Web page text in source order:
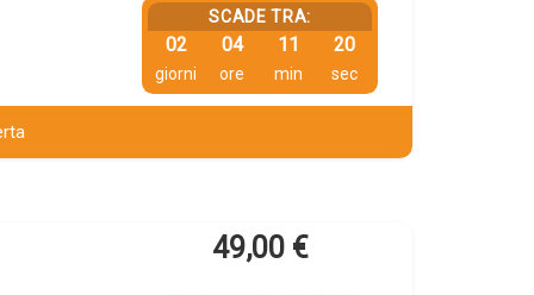
SCADE TRA:
02
giorni
04
ore
11
min
19
sec
49,00 €